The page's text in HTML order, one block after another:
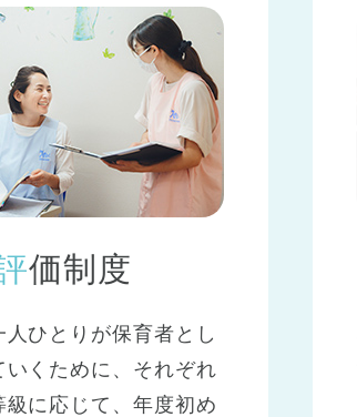
評価制度
人ひとりが保育者とし
いくために、それぞれ
級に応じて、年度初め